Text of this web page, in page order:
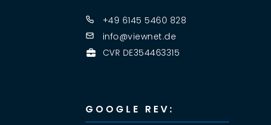
+49 6145 5460 828
info@viewnet.de
CVR DE354463315
GOOGLE REV: